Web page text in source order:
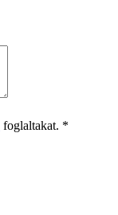
foglaltakat. *